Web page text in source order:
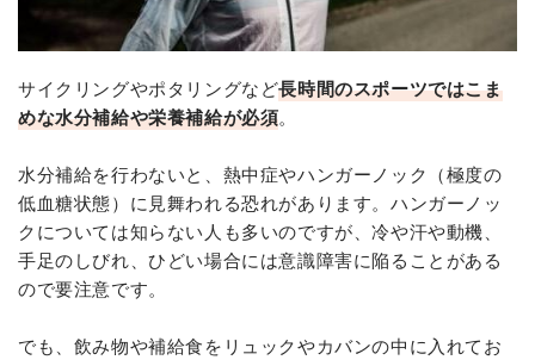
サイクリングやポタリングなど長時間のスポーツではこま
めな水分補給や栄養補給が必須。
水分補給を行わないと、熱中症やハンガーノック（極度の
低血糖状態）に見舞われる恐れがあります。ハンガーノッ
クについては知らない人も多いのですが、冷や汗や動機、
手足のしびれ、ひどい場合には意識障害に陥ることがある
ので要注意です。
でも、飲み物や補給食をリュックやカバンの中に入れてお